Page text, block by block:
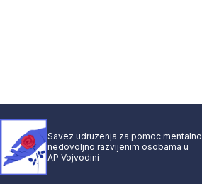
Savez udruzenja za pomoc mentalno
nedovoljno razvijenim osobama u
AP Vojvodini